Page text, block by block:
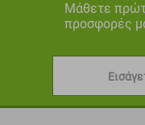
Μάθετε
προσφορές